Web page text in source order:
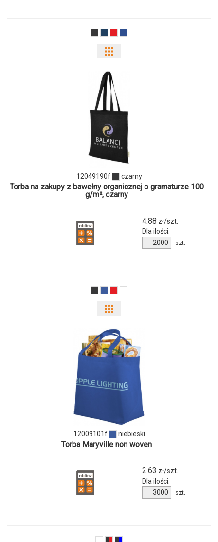
i
ilości
produktu
12049190f
12049190f czarny
Torba na zakupy z bawełny organicznej o gramaturze 100
g/m², czarny
4.88 zł/szt.
Dla ilości:
Ilość
produktu
szt.
odmiany
i
produktu
12009101f
12009101f niebieski
Torba Maryville non woven
2.63 zł/szt.
Dla ilości:
Ilość
produktu
szt.